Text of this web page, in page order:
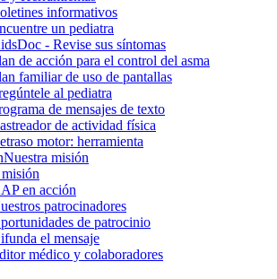
informativos
un pediatra
- Revise sus síntomas
de acción para el control del asma
familiar de uso de pantallas
al pediatra
de mensajes de texto
de activida​d física
motor: herramienta
Nuestra misión
en acción
patrocinadores
de patrocinio
el mensaje
médico y colaboradores